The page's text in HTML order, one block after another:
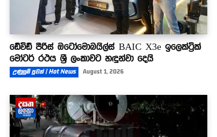
ඩේවිඩ් පීරිස් ඔටෝමොබයිල්ස් BAIC X3e ඉලෙක්ට්‍රික්
මෝටර් රථය ශ්‍රී ලංකාවට හඳුන්වා දෙයි
උණුසුම් පුවත් | Hot News August 1, 2026